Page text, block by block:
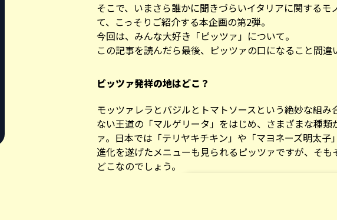
そこで、いまさら誰かに聞きづらいイタリアに関するモ
て、こっそりご紹介する本企画の第2弾。
今回は、みんな大好き「ピッツァ」について。
この記事を読んだら最後、ピッツァの口になること間違
ピッツァ発祥の地はどこ？
モッツァレラとバジルとトマトソースという絶妙な組み
ない王道の「マルゲリータ」をはじめ、さまざまな種類
ァ。日本では「テリヤキチキン」や「マヨネーズ明太子
進化を遂げたメニューも見られるピッツァですが、そも
どこなのでしょう。